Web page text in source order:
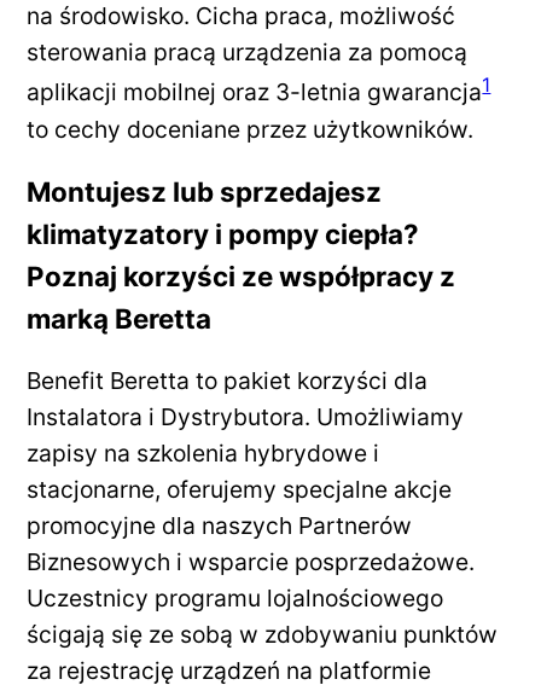
na środowisko. Cicha praca, możliwość
sterowania pracą urządzenia za pomocą
aplikacji mobilnej oraz 3-letnia gwarancja1
to cechy doceniane przez użytkowników.
Montujesz lub sprzedajesz
klimatyzatory i pompy ciepła?
Poznaj korzyści ze współpracy z
marką Beretta
Benefit Beretta to pakiet korzyści dla
Instalatora i Dystrybutora. Umożliwiamy
zapisy na szkolenia hybrydowe i
stacjonarne, oferujemy specjalne akcje
promocyjne dla naszych Partnerów
Biznesowych i wsparcie posprzedażowe.
Uczestnicy programu lojalnościowego
ścigają się ze sobą w zdobywaniu punktów
za rejestrację urządzeń na platformie